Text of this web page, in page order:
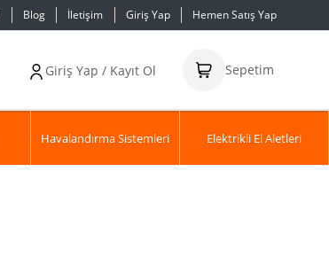
Blog İletişim Giriş Yap Hemen Satış Yap
Giriş Yap / Kayıt Ol Sepetim
Havalandırma Sistemleri Elektrikli El Aletleri